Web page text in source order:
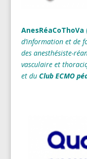
AnesRéaCoThoVa
d’information et de
des anesthésiste-
vasculaire et
et du Club ECMO